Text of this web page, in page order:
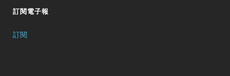
訂閱電子報
訂閱